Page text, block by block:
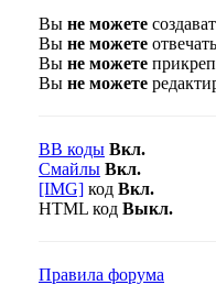
Вы не можете
Вы не можете
Вы не можете
Вы не можете
BB коды Вкл.
Смайлы Вкл.
[IMG] код Вкл.
HTML код Выкл.
Правила форума